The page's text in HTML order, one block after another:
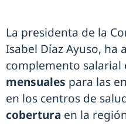
La presidenta de la
Isabel Díaz Ayuso, ha
complemento salarial
mensuales para las
en los centros de
cobertura en la